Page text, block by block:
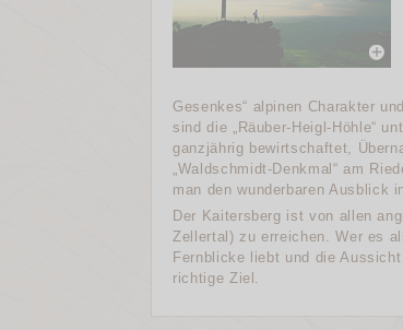
Gesenkes“ alpinen Charakter
sind die „Räuber-Heigl-Höhle“
ganzjährig bewirtschaftet,
„Waldschmidt-Denkmal“ am
man den wunderbaren Ausblick
Der Kaitersberg ist von allen
Zellertal) zu erreichen. Wer es
Fernblicke liebt und die
richtige Ziel.